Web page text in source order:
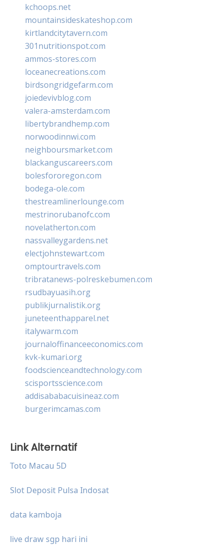
kchoops.net
mountainsideskateshop.com
kirtlandcitytavern.com
301nutritionspot.com
ammos-stores.com
loceanecreations.com
birdsongridgefarm.com
joiedevivblog.com
valera-amsterdam.com
libertybrandhemp.com
norwoodinnwi.com
neighboursmarket.com
blackanguscareers.com
bolesfororegon.com
bodega-ole.com
thestreamlinerlounge.com
mestrinorubanofc.com
novelatherton.com
nassvalleygardens.net
electjohnstewart.com
omptourtravels.com
tribratanews-polreskebumen.com
rsudbayuasih.org
publikjurnalistik.org
juneteenthapparel.net
italywarm.com
journaloffinanceeconomics.com
kvk-kumari.org
foodscienceandtechnology.com
scisportsscience.com
addisababacuisineaz.com
burgerimcamas.com
Link Alternatif
Toto Macau 5D
Slot Deposit Pulsa Indosat
data kamboja
live draw sgp hari ini